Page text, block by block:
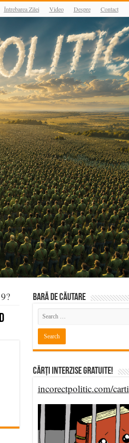
Întrebarea Zilei Video Despre Contact
BARĂ DE CĂUTARE
Cărți Interzise Gratuite!
incorectpolitic.com/carti